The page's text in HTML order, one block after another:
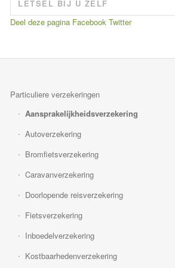
LETSEL BIJ U ZELF
Deel deze pagina Facebook Twitter
Particuliere verzekeringen
Aansprakelijkheidsverzekering
Autoverzekering
Bromfietsverzekering
Caravanverzekering
Doorlopende reisverzekering
Fietsverzekering
Inboedelverzekering
Kostbaarhedenverzekering